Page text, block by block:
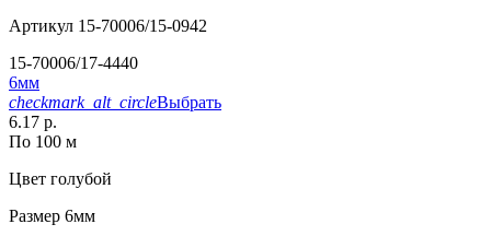
Артикул 15-70006/15-0942
15-70006/17-4440
6мм
checkmark_alt_circleВыбрать
6.17 р.
По 100 м
Цвет голубой
Размер 6мм